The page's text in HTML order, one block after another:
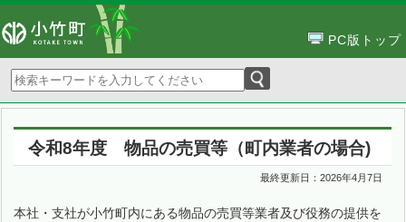
PC版トップ
令和8年度 物品の売買等（町内業者の場合)
最終更新日：2026年4月7日
本社・支社が小竹町内にある物品の売買等業者及び役務の提供を